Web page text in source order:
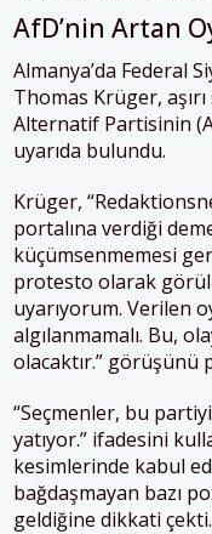
AfD’nin Artan
Almanya’da Federal
Thomas Krüger,
Alternatif Partisinin
uyarıda bulundu.
Krüger,
portalına verdiği
küçümsenmemesi
protesto olarak
uyarıyorum. Verilen
algılanmamalı. Bu,
olacaktır.” görüşünü
“Seçmenler, bu
yatıyor.” ifadesini
kesimlerinde kabul
bağdaşmayan bazı
geldiğine dikkati çekti.